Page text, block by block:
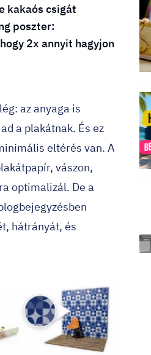
kakaós csigát
poszter:
2x annyit hagyjon
az anyaga is
a plakátnak. És ez
eltérés van. A
vászon,
optimalizál. De a
hátrányát, és